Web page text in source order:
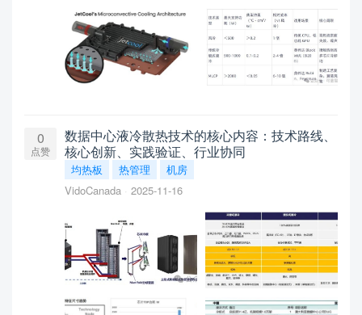
0
点赞
数据中心液冷散热技术的核心内容：技术路线、
核心创新、实践验证、行业协同
均热板 热管理
机房
VidoCanada
2025-11-16